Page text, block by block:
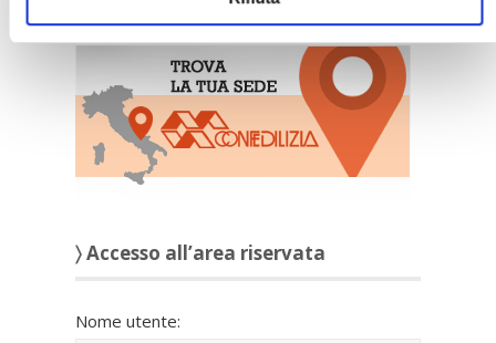
〉 Accesso all’area riservata
Nome utente: